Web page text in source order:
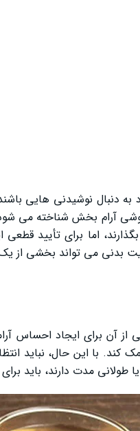
به دنبال نوشیدنی‌ هایی
آرام‌ بخش شناخته می‌
اما برای تأیید
بدنی می‌ تواند بخشی از
از آن برای ایجاد
با این حال، نباید
طولانی‌ مدت دارند، باید